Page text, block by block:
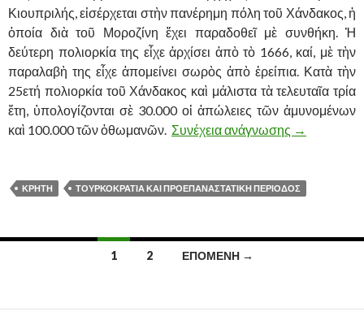
Κιουπριλής, εἰσέρχεται στὴν πανέρημη πόλη τοῦ Χάνδακος, ἡ
ὁποία διὰ τοῦ Μοροζίνη ἔχει παραδοθεῖ μὲ συνθήκη. Ἡ
δεύτερη πολιορκία της εἶχε ἀρχίσει ἀπὸ τὸ 1666, καί, μὲ τὴν
παραλαβὴ της εἶχε ἀπομείνει σωρὸς ἀπὸ ἐρείπια. Κατὰ τὴν
25ετή πολιορκία τοῦ Χάνδακος καὶ μάλιστα τὰ τελευταῖα τρία
ἔτη, ὑπολογίζονται σὲ 30.000 οἱ ἀπώλειες τῶν ἀμυνομένων
καὶ 100.000 τῶν ὀθωμανῶν. Συνέχεια ανάγνωσης Η
→
ΚΡΗΤΗ ΤΟΥΡΚΟΚΡΑΤΙΑ ΚΑΙ ΠΡΟΕΠΑΝΑΣΤΑΤΙΚΗ ΠΕΡΙΟΔΟΣ
άρθρων
1 2 ΕΠΌΜΕΝΗ →